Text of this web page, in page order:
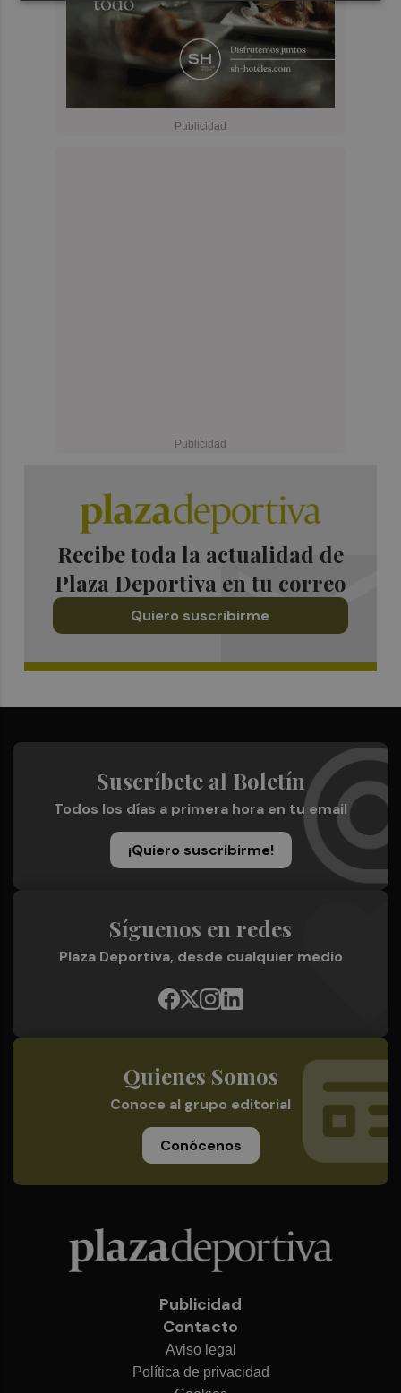
Recibe toda la actualidad de
Plaza Deportiva en tu correo
Quiero suscribirme
Suscríbete al Boletín
Todos los días a primera hora en tu email
¡Quiero suscribirme!
Síguenos en redes
Plaza Deportiva, desde cualquier medio
Quienes Somos
Conoce al grupo editorial
Conócenos
Publicidad
Contacto
Aviso legal
Política de privacidad